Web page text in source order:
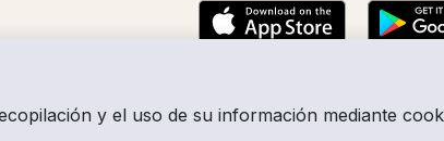
y el uso de su información mediante